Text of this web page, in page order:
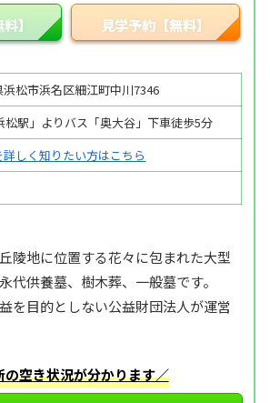
】 見学予約【無料】
浜松市浜名区細江町中川7346
松駅」よりバス「奥大谷」下車徒歩5分
詳しく知りたい方はこちら
陵地に位置する花々に包まれた大型
代供養墓、樹木葬、一般墓です。
を目的としない公益財団法人が運営
の空き状況が分かります／